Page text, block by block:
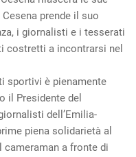
prende il suo
i giornalisti e i tesserati
costretti a incontrarsi nel
sportivi è pienamente
il Presidente del
dell’Emilia-
piena solidarietà al
a fronte di